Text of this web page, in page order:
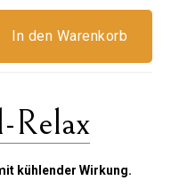
In den Warenkorb
Relax
kühlender Wirkung.